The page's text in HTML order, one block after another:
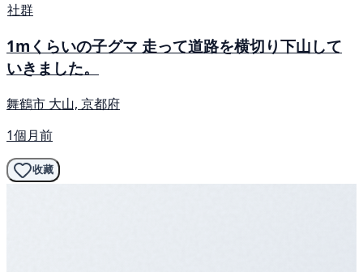
社群
1mくらいの子グマ 走って道路を横切り下山して
いきました。
舞鶴市 大山, 京都府
1個月前
收藏